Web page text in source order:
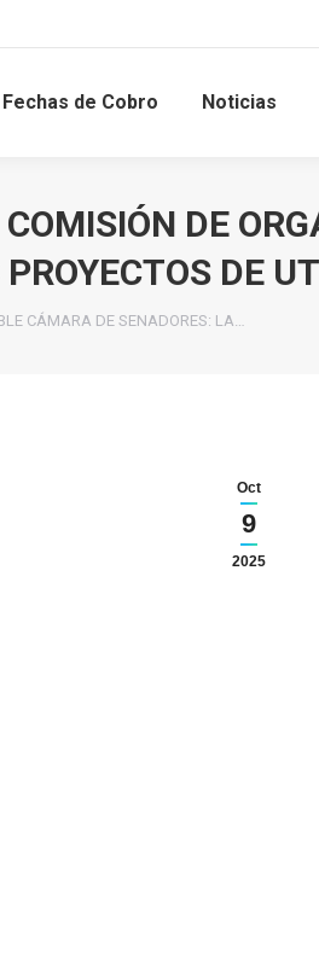
Fechas de Cobro Noticias
DE
DE
CÁMARA DE SENADORES: LA…
Oct
9
2025